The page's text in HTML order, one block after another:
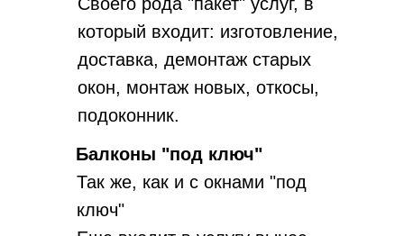
который входит: изготовление,
доставка, демонтаж старых
окон, монтаж новых, откосы,
подоконник.
Балконы "под ключ"
Так же, как и с окнами "под
ключ"